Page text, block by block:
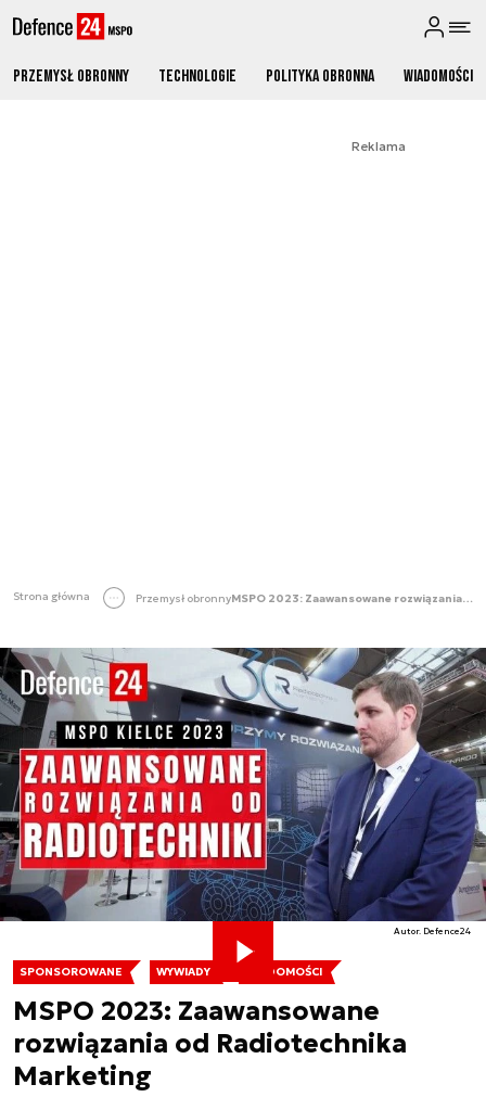
Przemysł obronny Technologie Polityka obronna Wiadomości
Reklama
Strona główna Przemysł obronny MSPO 2023: Zaawansowane rozwiązania od Radiotechnika Marketing
SPONSOROWANE WYWIADY WIADOMOŚCI
MSPO 2023: Zaawansowane
rozwiązania od Radiotechnika
Marketing
Autor. Defence24